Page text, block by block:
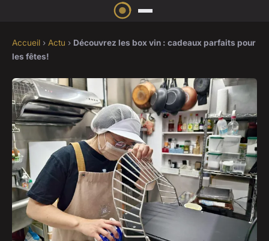
Accueil › Actu › Découvrez les box vin : cadeaux parfaits pour
les fêtes!